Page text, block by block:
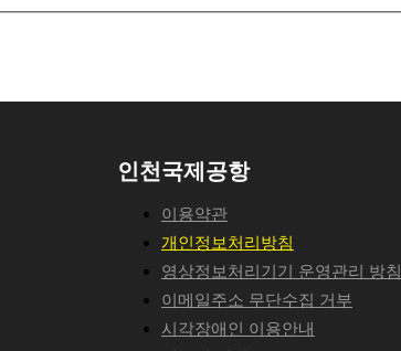
인천국제공항
이용약관
개인정보처리방침
영상정보처리기기 운영관리 방침
이메일주소 무단수집 거부
시각장애인 이용안내